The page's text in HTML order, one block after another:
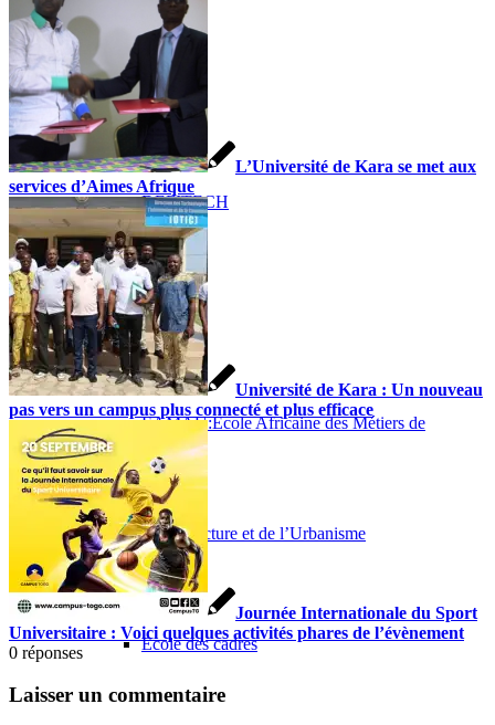
CPTEC
DEFITECH
---E---
EAMAU:Ecole Africaine des Métiers de
l’Architecture et de l’Urbanisme
Ecole des cadres
L’Université de Kara se met aux
services d’Aimes Afrique
Université de Kara : Un nouveau
pas vers un campus plus connecté et plus efficace
Journée Internationale du Sport
Universitaire : Voici quelques activités phares de l’évènement
0 réponses
Laisser un commentaire